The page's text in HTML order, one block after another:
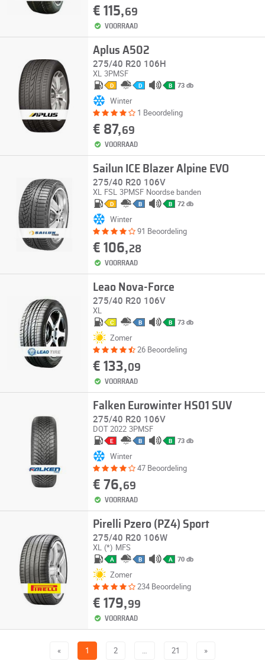
€ 115,69
VOORRAAD
Aplus A502
275/40 R20 106H
XL 3PMSF
D D B 73 db
Winter
1 Beoordeling
€ 87,69
VOORRAAD
Sailun ICE Blazer Alpine EVO
275/40 R20 106V
XL FSL 3PMSF Noordse banden
D B B 72 db
Winter
91 Beoordeling
€ 106,28
VOORRAAD
Leao Nova-Force
275/40 R20 106V
XL
C B B 73 db
Zomer
26 Beoordeling
€ 133,09
VOORRAAD
Falken Eurowinter HS01 SUV
275/40 R20 106V
DOT 2022 3PMSF
E B B 73 db
Winter
47 Beoordeling
€ 76,69
VOORRAAD
Pirelli Pzero (PZ4) Sport
275/40 R20 106W
XL (*) MFS
A B A 70 db
Zomer
234 Beoordeling
€ 179,99
VOORRAAD
« 1 2 … 21 »